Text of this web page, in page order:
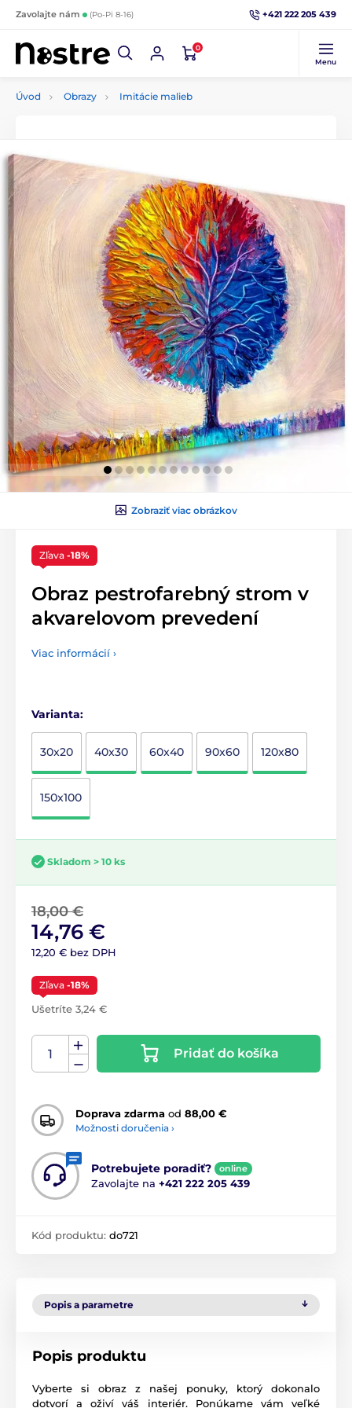
Zavolajte nám (Po-Pi 8-16) +421 222 205 439
0
Menu
Úvod Obrazy Imitácie malieb
Zobraziť viac obrázkov
Zľava -18%
Obraz pestrofarebný strom v
akvarelovom prevedení
Viac informácií ›
Varianta:
30x20 40x30 60x40 90x60 120x80
150x100
Skladom > 10 ks
18,00 €
14,76 €
12,20 € bez DPH
Zľava -18%
Ušetríte 3,24 €
Pridať do košíka
Doprava zdarma od 88,00 €
Možnosti doručenia ›
Potrebujete poradiť? online
Zavolajte na +421 222 205 439
Kód produktu: do721
Popis a parametre
Popis produktu
Vyberte si obraz z našej ponuky, ktorý dokonalo
dotvorí a oživí váš interiér. Ponúkame vám veľké